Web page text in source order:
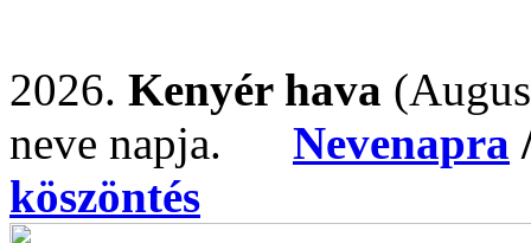
2026. Kenyér hava
neve napja. Nevenapra
köszöntés